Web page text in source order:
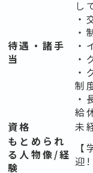
待遇・諸手
当
し
・
・
・
・
・
制
・
給
資格
未
もとめられ
る人物像/経
験
迎